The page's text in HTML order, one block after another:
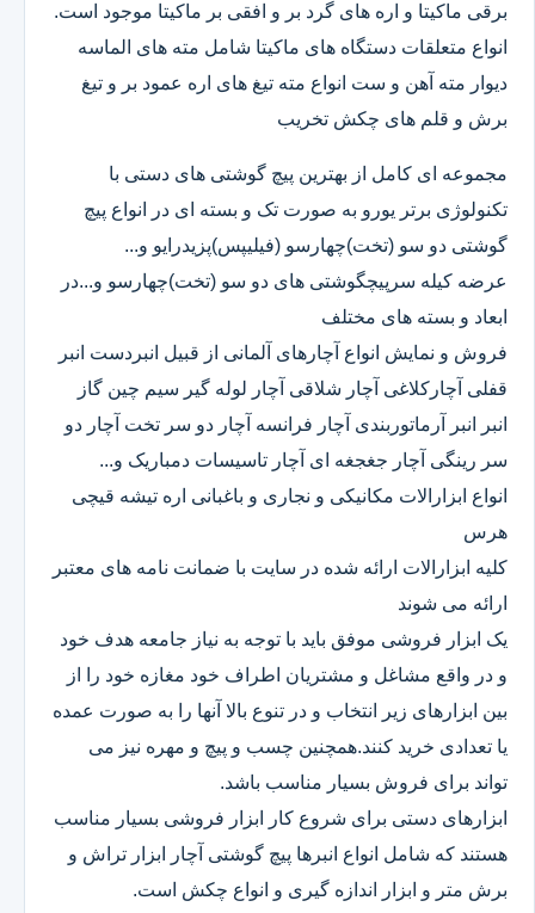
برقی ماکیتا و اره های گرد بر و افقی بر ماکیتا موجود است.
انواع متعلقات دستگاه های ماکیتا شامل مته های الماسه
دیوار مته آهن و ست انواع مته تیغ های اره عمود بر و تیغ
برش و قلم های چکش تخریب
مجموعه ای کامل از بهترین پیچ گوشتی های دستی با
تکنولوژی برتر یورو به صورت تک و بسته ای در انواع پیچ
گوشتی دو سو (تخت)چهارسو (فیلیپس)پزیدرایو و...
عرضه کیله سرپیچگوشتی های دو سو (تخت)چهارسو و...در
ابعاد و بسته های مختلف
فروش و نمایش انواع آچارهای آلمانی از قبیل انبردست انبر
قفلی آچارکلاغی آچار شلاقی آچار لوله گیر سیم چین گاز
انبر انبر آرماتوربندی آچار فرانسه آچار دو سر تخت آچار دو
سر رینگی آچار جغجغه ای آچار تاسیسات دمباریک و...
انواع ابزارالات مکانیکی و نجاری و باغبانی اره تیشه قیچی
هرس
کلیه ابزارالات ارائه شده در سایت با ضمانت نامه های معتبر
ارائه می شوند
یک ابزار فروشی موفق باید با توجه به نیاز جامعه هدف خود
و در واقع مشاغل و مشتریان اطراف خود مغازه خود را از
بین ابزارهای زیر انتخاب و در تنوع بالا آنها را به صورت عمده
یا تعدادی خرید کنند.همچنین چسب و پیچ و مهره نیز می
تواند برای فروش بسیار مناسب باشد.
ابزارهای دستی برای شروع کار ابزار فروشی بسیار مناسب
هستند که شامل انواع انبرها پیچ گوشتی آچار ابزار تراش و
برش متر و ابزار اندازه گیری و انواع چکش است.